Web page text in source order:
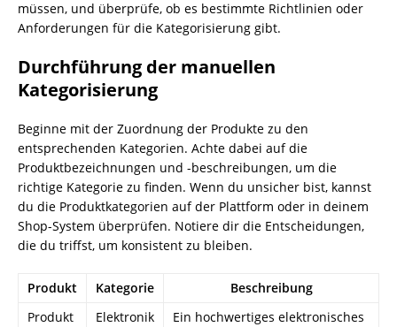
müssen, und überprüfe, ob es bestimmte Richtlinien oder
Anforderungen für die Kategorisierung gibt.
Durchführung der manuellen
Kategorisierung
Beginne mit der Zuordnung der Produkte zu den
entsprechenden Kategorien. Achte dabei auf die
Produktbezeichnungen und -beschreibungen, um die
richtige Kategorie zu finden. Wenn du unsicher bist, kannst
du die Produktkategorien auf der Plattform oder in deinem
Shop-System überprüfen. Notiere dir die Entscheidungen,
die du triffst, um konsistent zu bleiben.
Produkt Kategorie
Beschreibung
Produkt
Elektronik
Ein hochwertiges elektronisches